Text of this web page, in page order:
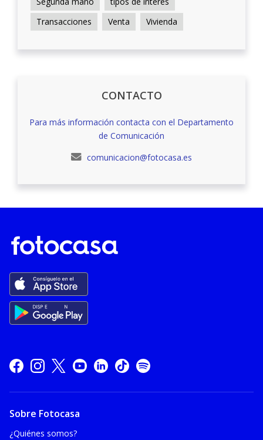
Transacciones
Venta Vivienda
CONTACTO
Para más información contacta con el Departamento
de Comunicación
comunicacion@fotocasa.es
Sobre Fotocasa
¿Quiénes somos?